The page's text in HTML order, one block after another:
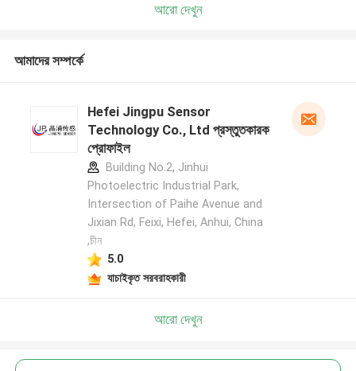
আরো দেখুন
আমাদের সম্পর্কে
Hefei Jingpu Sensor
Technology Co., Ltd প্রস্তুতকারক
প্রোফাইল
Building No.2, Jinhui
Photoelectric Industrial Park,
Intersection of Paihe Avenue and
Jixian Rd, Feixi, Hefei, Anhui, China
,চীন
5.0
যাচাইকৃত সরবরাহকারী
আরো দেখুন